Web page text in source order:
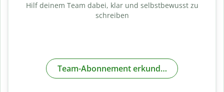
Hilf deinem Team dabei, klar und selbstbewusst zu
schreiben
Team-Abonnement erkunden